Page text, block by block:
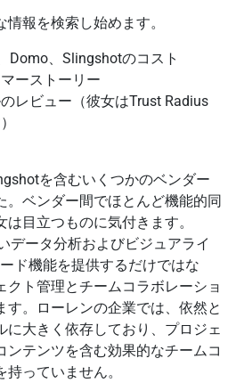
報を検索し始めます。
Domo、Slingshotのコスト
ーストーリー
レビュー（彼女はTrust Radius
を含むいくつかのベンダー
。ベンダー間でほとんど機能的同
目立つものに気付きます。
データ分析およびビジュアライ
ド機能を提供するだけではな
クト管理とチームコラボレーショ
す。ローレンの企業では、依然と
に大きく依存しており、プロジェ
ンテンツを含む効果的なチームコ
っていません。